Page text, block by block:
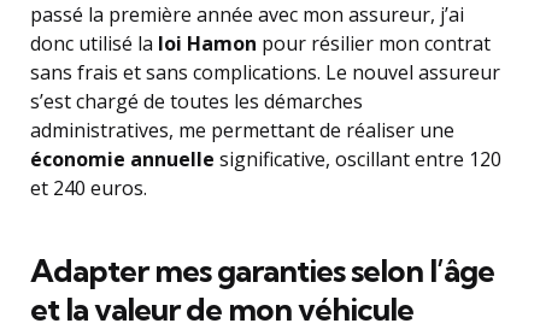
passé la première année avec mon assureur, j’ai
donc utilisé la loi Hamon pour résilier mon contrat
sans frais et sans complications. Le nouvel assureur
s’est chargé de toutes les démarches
administratives, me permettant de réaliser une
économie annuelle significative, oscillant entre 120
et 240 euros.
Adapter mes garanties selon l’âge
et la valeur de mon véhicule